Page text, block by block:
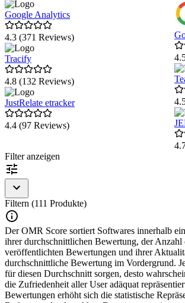
Google Analytics
4.3 (371 Reviews)
Tracify
4.8 (132 Reviews)
JustRelate etracker
4.4 (97 Reviews)
Item
1
of
Filter anzeigen
Filtern (111 Produkte)
Der OMR Score sortiert Softwares innerhalb
ihrer durchschnittlichen Bewertung, der Anzahl
veröffentlichten Bewertungen und ihrer
durchschnittliche Bewertung im Vordergrund.
für diesen Durchschnitt sorgen, desto
die Zufriedenheit aller User adäquat
Bewertungen erhöht sich die statistische